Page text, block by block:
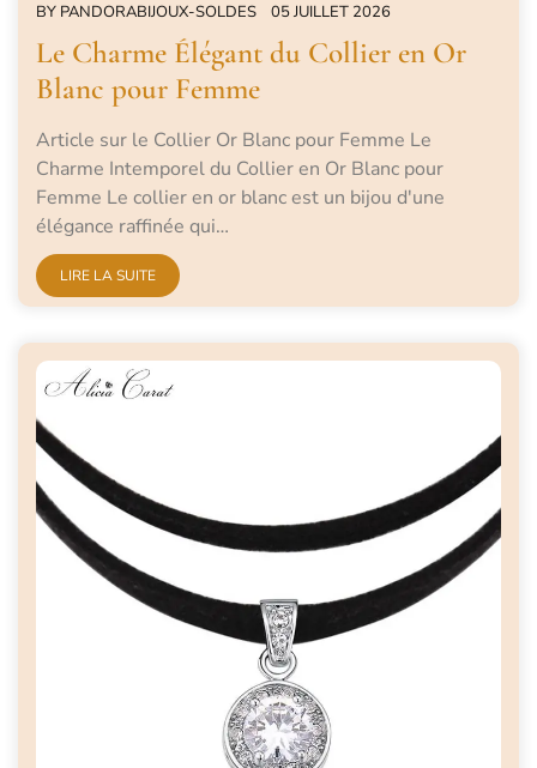
BY PANDORABIJOUX-SOLDES 05 JUILLET 2026
Le Charme Élégant du Collier en Or
Blanc pour Femme
Article sur le Collier Or Blanc pour Femme Le
Charme Intemporel du Collier en Or Blanc pour
Femme Le collier en or blanc est un bijou d'une
élégance raffinée qui…
LIRE LA SUITE